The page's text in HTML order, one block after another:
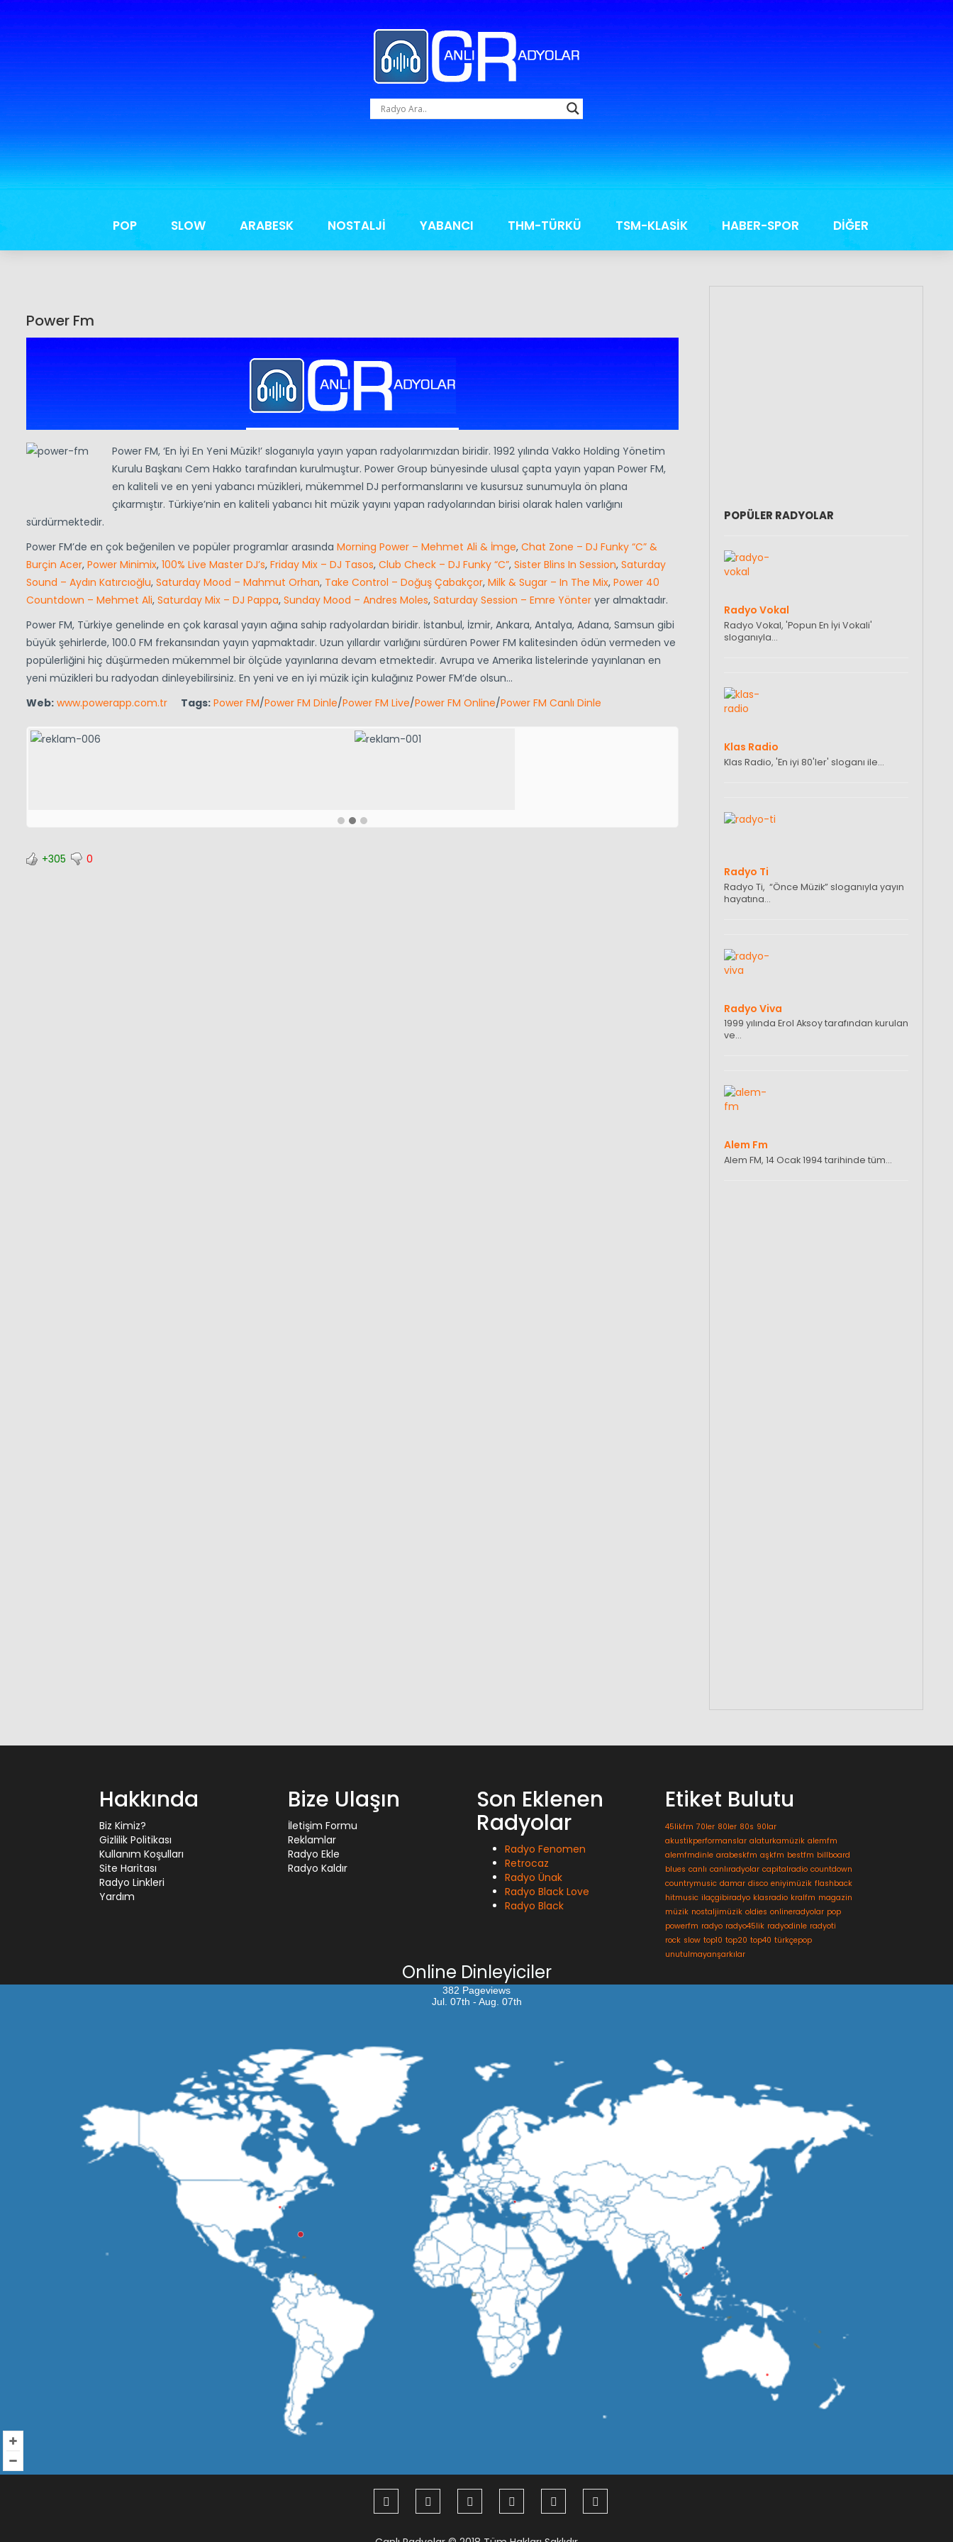
POP SLOW ARABESK NOSTALJİ YABANCI THM-TÜRKÜ TSM-KLASİK HABER-SPOR DİĞER
Power Fm
Power FM, ‘En İyi En Yeni Müzik!’ sloganıyla yayın yapan radyolarımızdan biridir. 1992 yılında Vakko Holding Yönetim
Kurulu Başkanı Cem Hakko tarafından kurulmuştur. Power Group bünyesinde ulusal çapta yayın yapan Power FM,
en kaliteli ve en yeni yabancı müzikleri, mükemmel DJ performanslarını ve kusursuz sunumuyla ön plana
çıkarmıştır. Türkiye’nin en kaliteli yabancı hit müzik yayını yapan radyolarından birisi olarak halen varlığını
sürdürmektedir.
Power FM’de en çok beğenilen ve popüler programlar arasında Morning Power – Mehmet Ali & İmge, Chat Zone – DJ Funky “C” &
Burçin Acer, Power Minimix, 100% Live Master DJ’s, Friday Mix – DJ Tasos, Club Check – DJ Funky “C”, Sister Blins In Session, Saturday
Sound – Aydın Katırcıoğlu, Saturday Mood – Mahmut Orhan, Take Control – Doğuş Çabakçor, Milk & Sugar – In The Mix, Power 40
Countdown – Mehmet Ali, Saturday Mix – DJ Pappa, Sunday Mood – Andres Moles, Saturday Session – Emre Yönter yer almaktadır.
Power FM, Türkiye genelinde en çok karasal yayın ağına sahip radyolardan biridir. İstanbul, İzmir, Ankara, Antalya, Adana, Samsun gibi
büyük şehirlerde, 100.0 FM frekansından yayın yapmaktadır. Uzun yıllardır varlığını sürdüren Power FM kalitesinden ödün vermeden ve
popülerliğini hiç düşürmeden mükemmel bir ölçüde yayınlarına devam etmektedir. Avrupa ve Amerika listelerinde yayınlanan en
yeni müzikleri bu radyodan dinleyebilirsiniz. En yeni ve en iyi müzik için kulağınız Power FM’de olsun…
Web: www.powerapp.com.tr Tags: Power FM/Power FM Dinle/Power FM Live/Power FM Online/Power FM Canlı Dinle
+305 0
POPÜLER RADYOLAR
Radyo Vokal
Radyo Vokal, 'Popun En İyi Vokali'
sloganıyla…
Klas Radio
Klas Radio, 'En iyi 80'ler' sloganı ile…
Radyo Ti
Radyo Ti, “Önce Müzik” sloganıyla yayın
hayatına…
Radyo Viva
1999 yılında Erol Aksoy tarafından kurulan
ve…
Alem Fm
Alem FM, 14 Ocak 1994 tarihinde tüm…
Hakkında
Biz Kimiz?
Gizlilik Politikası
Kullanım Koşulları
Site Haritası
Radyo Linkleri
Yardım
Bize Ulaşın
İletişim Formu
Reklamlar
Radyo Ekle
Radyo Kaldır
Son Eklenen
Radyolar
Radyo Fenomen
Retrocaz
Radyo Ünak
Radyo Black Love
Radyo Black
Etiket Bulutu
45likfm 70ler 80ler 80s 90lar
akustikperformanslar alaturkamüzik alemfm
alemfmdinle arabeskfm aşkfm bestfm billboard
blues canlı canlıradyolar capitalradio countdown
countrymusic damar disco eniyimüzik flashback
hitmusic ilaçgibiradyo klasradio kralfm magazin
müzik nostaljimüzik oldies onlineradyolar pop
powerfm radyo radyo45lik radyodinle radyoti
rock slow top10 top20 top40 türkçepop
unutulmayanşarkılar
Online Dinleyiciler
382 Pageviews
Jul. 07th - Aug. 07th